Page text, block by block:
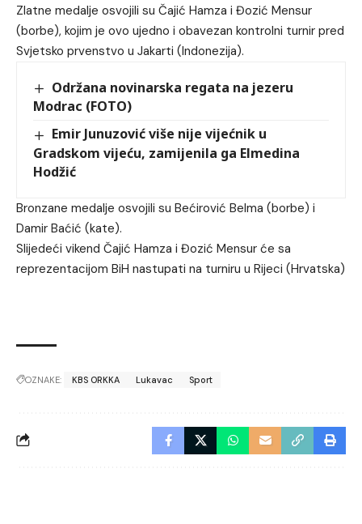
Zlatne medalje osvojili su Čajić Hamza i Đozić Mensur
(borbe), kojim je ovo ujedno i obavezan kontrolni turnir pred
Svjetsko prvenstvo u Jakarti (Indonezija).
Održana novinarska regata na jezeru
Modrac (FOTO)
Emir Junuzović više nije vijećnik u
Gradskom vijeću, zamijenila ga Elmedina
Hodžić
Bronzane medalje osvojili su Bećirović Belma (borbe) i
Damir Baćić (kate).
Slijedeći vikend Čajić Hamza i Đozić Mensur će sa
reprezentacijom BiH nastupati na turniru u Rijeci (Hrvatska)
OZNAKE: KBS ORKKA Lukavac Sport